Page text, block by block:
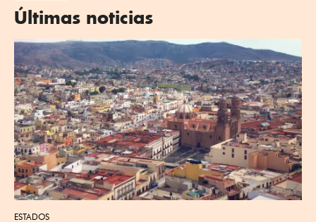
Últimas noticias
ESTADOS